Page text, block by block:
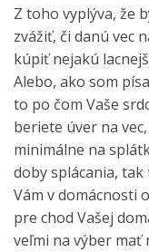
Z toho vyplýva, že
zvážiť, či danú vec
kúpiť nejakú
Alebo, ako som
to po čom Vaše
beriete úver na
minimálne na
doby splácania,
Vám v domácnosti
pre chod Vašej
veľmi na výber mať